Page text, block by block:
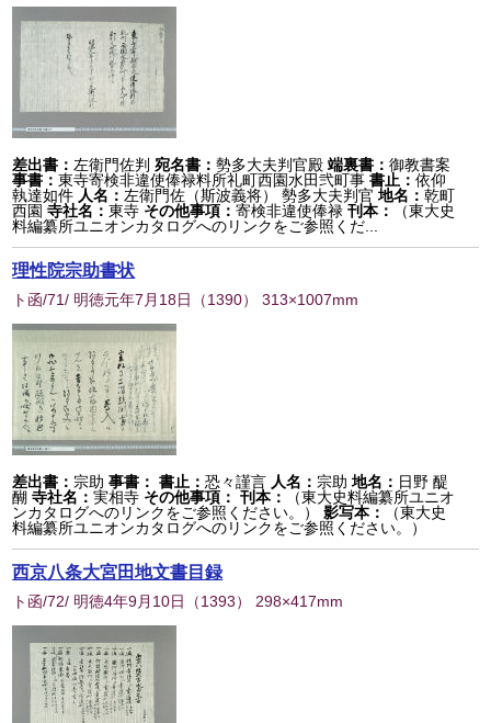
差出書： 左衛門佐判 宛名書：勢多大夫判官殿 端裏書：御教書案
事書：東寺寄検非違使俸禄料所礼町西園水田弐町事 書止：依仰
執達如件 人名： 左衛門佐（斯波義将） 勢多大夫判官 地名：乾町
西園 寺社名：東寺 その他事項：寄検非違使俸禄 刊本：
（東大史
料編纂所ユニオンカタログへのリンクをご参照くだ...
理性院宗助書状
ト函/71/ 明徳元年7月18日 （1390） 313×1007mm
差出書： 宗助 事書： 書止：恐々謹言 人名： 宗助 地名： 日野 醍
醐 寺社名：実相寺 その他事項： 刊本：
（東大史料編纂所ユニオ
ンカタログへのリンクをご参照ください。）
影写本：
（東大史
料編纂所ユニオンカタログへのリンクをご参照ください。）
西京八条大宮田地文書目録
ト函/72/ 明徳4年9月10日 （1393） 298×417mm